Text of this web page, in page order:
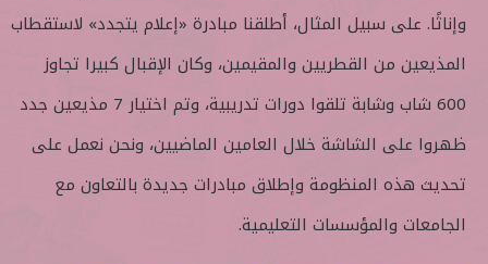
وإناثًا. على سبيل المثال، أطلقنا مبادرة «إعلام يتجدد» لاستقطاب
المذيعين من القطريين والمقيمين، وكان الإقبال كبيرا تجاوز
600 شاب وشابة تلقوا دورات تدريبية، وتم اختيار 7 مذيعين جدد
ظهروا على الشاشة خلال العامين الماضيين، ونحن نعمل على
تحديث هذه المنظومة وإطلاق مبادرات جديدة بالتعاون مع
الجامعات والمؤسسات التعليمية.